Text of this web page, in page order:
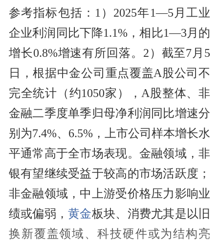
参考指标包括：1）2025年1—5月工业
企业利润同比下降1.1%，相比1—3月的
增长0.8%增速有所回落。2）截至7月5
日，根据中金公司重点覆盖A股公司不
完全统计（约1050家），A股整体、非
金融二季度单季归母净利润同比增速分
别为7.4%、6.5%，上市公司样本增长水
平通常高于全市场表现。金融领域，非
银有望继续受益于较高的市场活跃度；
非金融领域，中上游受价格压力影响业
绩或偏弱，黄金板块、消费尤其是以旧
换新覆盖领域、科技硬件或为结构亮